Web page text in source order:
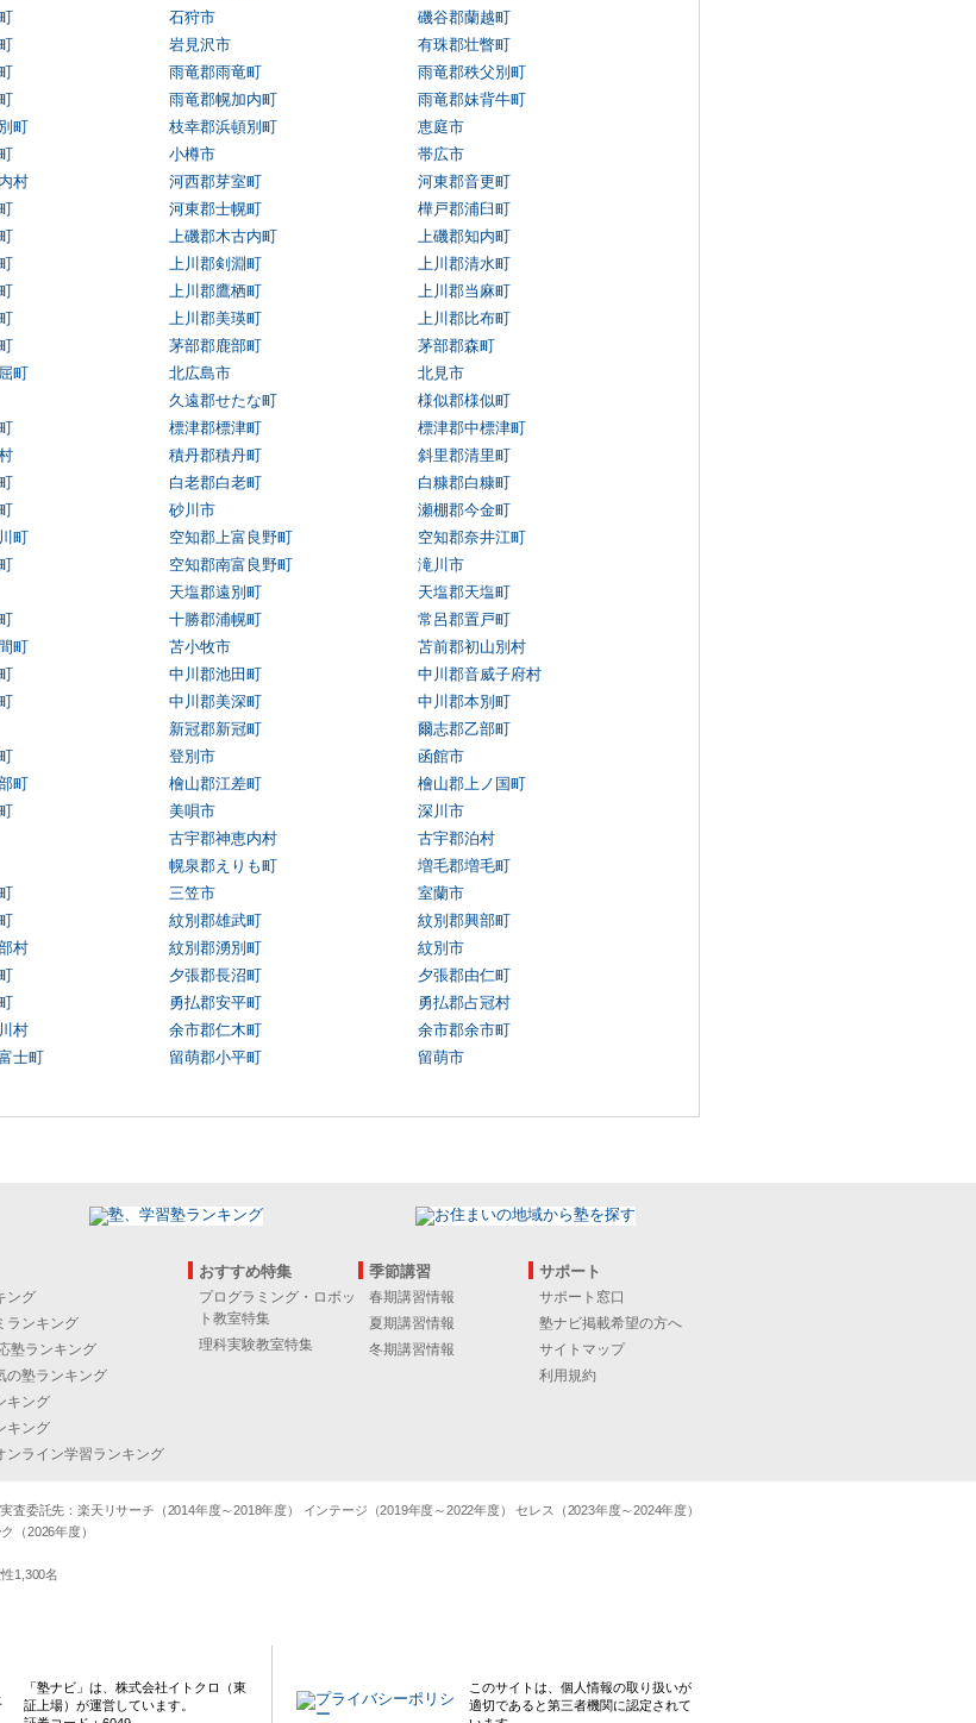
石狩市
磯谷郡蘭越町
岩見沢市
有珠郡壮瞥町
雨竜郡雨竜町
雨竜郡秩父別町
雨竜郡幌加内町
雨竜郡妹背牛町
町 枝幸郡浜頓別町
恵庭市
小樽市
帯広市
村 河西郡芽室町
河東郡音更町
河東郡士幌町
樺戸郡浦臼町
上磯郡木古内町
上磯郡知内町
上川郡剣淵町
上川郡清水町
上川郡鷹栖町
上川郡当麻町
上川郡美瑛町
上川郡比布町
茅部郡鹿部町
茅部郡森町
町 北広島市
北見市
久遠郡せたな町
様似郡様似町
標津郡標津町
標津郡中標津町
積丹郡積丹町
斜里郡清里町
白老郡白老町
白糠郡白糠町
砂川市
瀬棚郡今金町
町 空知郡上富良野町
空知郡奈井江町
空知郡南富良野町
滝川市
天塩郡遠別町
天塩郡天塩町
十勝郡浦幌町
常呂郡置戸町
町 苫小牧市
苫前郡初山別村
中川郡池田町
中川郡音威子府村
中川郡美深町
中川郡本別町
新冠郡新冠町
爾志郡乙部町
登別市
函館市
町 檜山郡江差町
檜山郡上ノ国町
美唄市
深川市
古宇郡神恵内村
古宇郡泊村
幌泉郡えりも町
増毛郡増毛町
三笠市
室蘭市
紋別郡雄武町
紋別郡興部町
村 紋別郡湧別町
紋別市
夕張郡長沼町
夕張郡由仁町
勇払郡安平町
勇払郡占冠村
村 余市郡仁木町
余市郡余市町
士町 留萌郡小平町
留萌市
ング
ランキング
塾ランキング
の塾ランキング
キング
キング
ンライン学習ランキング
おすすめ特集
プログラミング・ロボッ
ト教室特集
理科実験教室特集
季節講習
春期講習情報
夏期講習情報
冬期講習情報
サポート
サポート窓口
塾ナビ掲載希望の方へ
サイトマップ
利用規約
委託先：楽天リサーチ（2014年度～2018年度） インテージ（2019年度～2022年度） セレス（2023年度～2024年度）
（2026年度）
1,300名
「塾ナビ」は、株式会社イトクロ（東
証上場）が運営しています。
このサイトは、個人情報の取り扱いが
適切であると第三者機関に認定されて